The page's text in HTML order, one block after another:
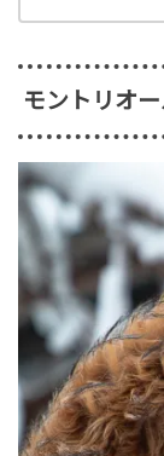
モントリオ